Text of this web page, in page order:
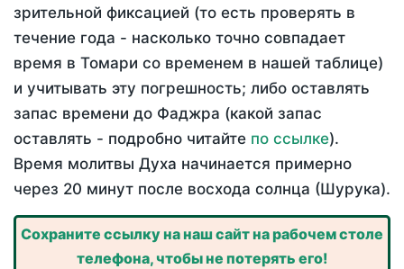
зрительной фиксацией (то есть проверять в
течение года - насколько точно совпадает
время в Томари со временем в нашей таблице)
и учитывать эту погрешность; либо оставлять
запас времени до Фаджра (какой запас
оставлять - подробно читайте по ссылке).
Время молитвы Духа начинается примерно
через 20 минут после восхода солнца (Шурука).
Сохраните ссылку на наш сайт на рабочем столе
телефона, чтобы не потерять его!